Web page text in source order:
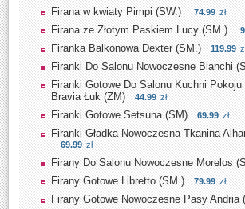
Firana w kwiaty Pimpi (SW.) 74.99 zł
Firana ze Złotym Paskiem Lucy (SM.)
Firanka Balkonowa Dexter (SM.) 119.99
Firanki Do Salonu Nowoczesne Bianchi
Firanki Gotowe Do Salonu Kuchni Pokoju
Bravia Łuk (ZM)
44.99 zł
Firanki Gotowe Setsuna (SM) 69.99 zł
Firanki Gładka Nowoczesna Tkanina
69.99 zł
Firany Do Salonu Nowoczesne Morelos
Firany Gotowe Libretto (SM.) 79.99 zł
Firany Gotowe Nowoczesne Pasy Andria